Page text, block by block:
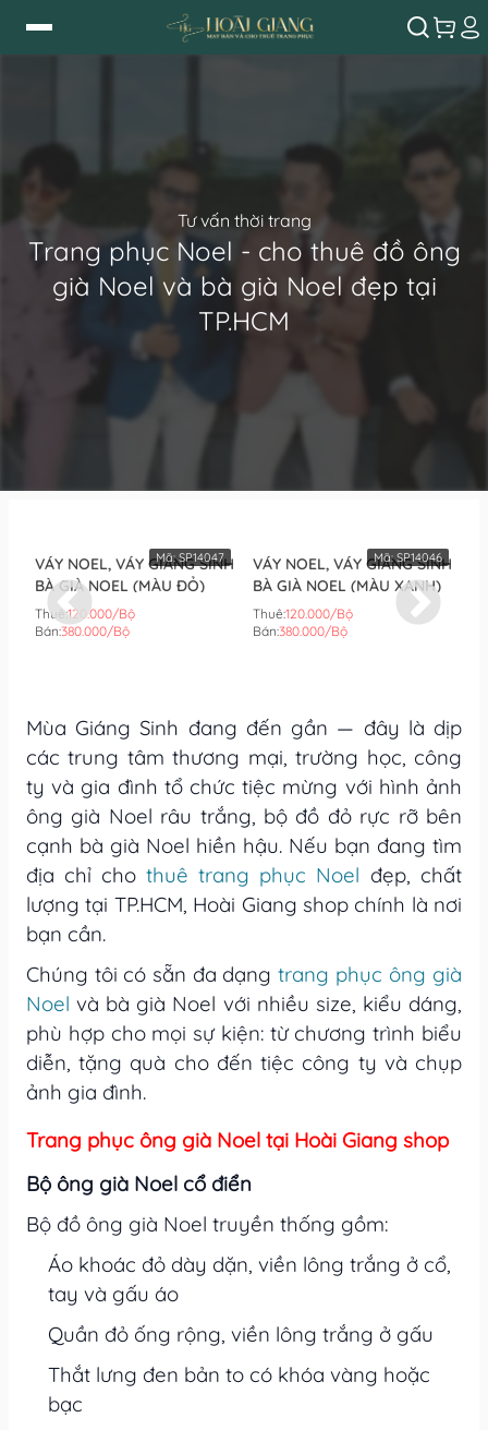
Tư vấn thời trang
Trang phục Noel - cho thuê đồ ông
già Noel và bà già Noel đẹp tại
TP.HCM
VÁY NOEL, VÁY GIÁNG SINH
BÀ GIÀ NOEL (MÀU ĐỎ)
Thuê:120.000/Bộ
Bán:380.000/Bộ
Mã:SP14047
VÁY NOEL, VÁY GIÁNG SINH
BÀ GIÀ NOEL (MÀU XANH)
Thuê:120.000/Bộ
Bán:380.000/Bộ
Mã:SP14046
Mùa Giáng Sinh đang đến gần — đây là dịp
các trung tâm thương mại, trường học, công
ty và gia đình tổ chức tiệc mừng với hình ảnh
ông già Noel râu trắng, bộ đồ đỏ rực rỡ bên
cạnh bà già Noel hiền hậu. Nếu bạn đang tìm
địa chỉ cho thuê trang phục Noel đẹp, chất
lượng tại TP.HCM, Hoài Giang shop chính là nơi
bạn cần.
Chúng tôi có sẵn đa dạng trang phục ông già
Noel và bà già Noel với nhiều size, kiểu dáng,
phù hợp cho mọi sự kiện: từ chương trình biểu
diễn, tặng quà cho đến tiệc công ty và chụp
ảnh gia đình.
Trang phục ông già Noel tại Hoài Giang shop
Bộ ông già Noel cổ điển
Bộ đồ ông già Noel truyền thống gồm:
Áo khoác đỏ dày dặn, viền lông trắng ở cổ,
tay và gấu áo
Quần đỏ ống rộng, viền lông trắng ở gấu
Thắt lưng đen bản to có khóa vàng hoặc
bạc